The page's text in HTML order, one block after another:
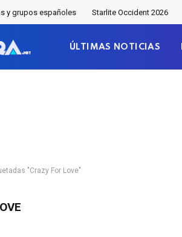
y grupos españoles Starlite Occident 2026
ÚLTIMAS NOTICIAS
"Crazy For Love"